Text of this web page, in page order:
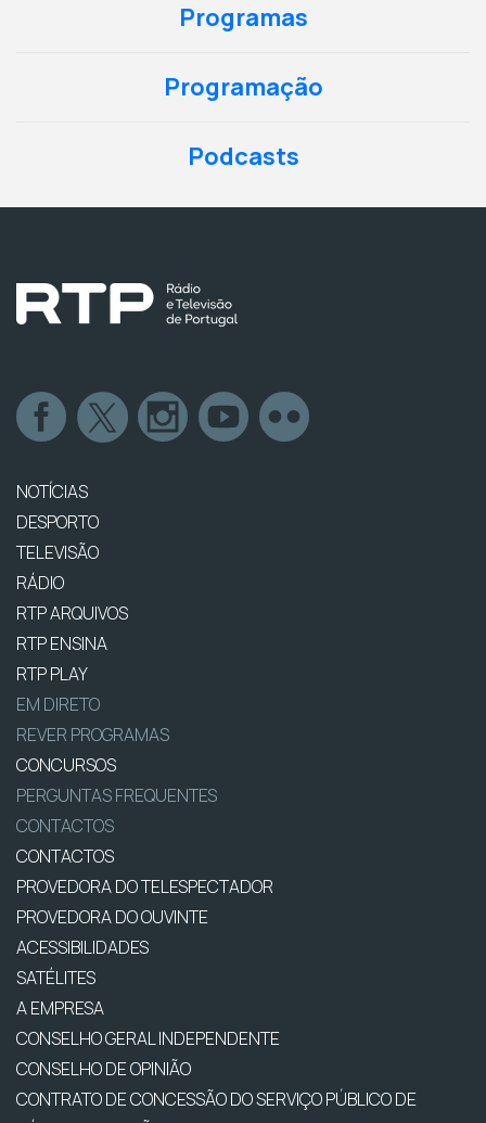
Programas
Programação
Podcasts
NOTÍCIAS
DESPORTO
TELEVISÃO
RÁDIO
RTP ARQUIVOS
RTP ENSINA
RTP PLAY
EM DIRETO
REVER PROGRAMAS
CONCURSOS
PERGUNTAS FREQUENTES
CONTACTOS
CONTACTOS
PROVEDORA DO TELESPECTADOR
PROVEDORA DO OUVINTE
ACESSIBILIDADES
SATÉLITES
A EMPRESA
CONSELHO GERAL INDEPENDENTE
CONSELHO DE OPINIÃO
CONTRATO DE CONCESSÃO DO SERVIÇO PÚBLICO DE